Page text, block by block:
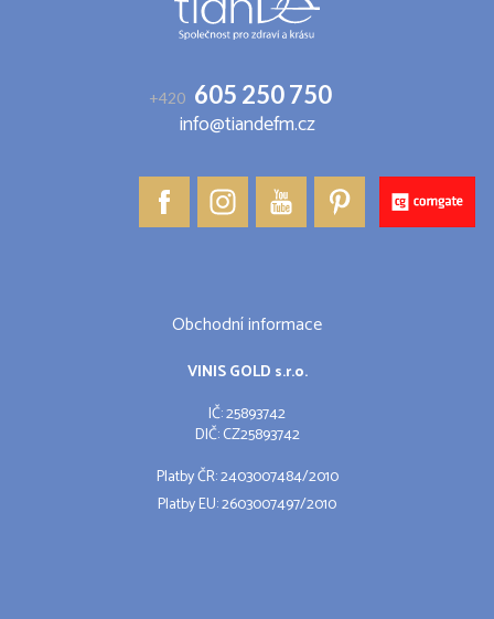
+420 605 250 750
info@tiandefm.cz
Obchodní informace
VINIS GOLD s.r.o.
IČ: 25893742
DIČ: CZ25893742
Platby ČR: 2403007484/2010
Platby EU: 2603007497/2010